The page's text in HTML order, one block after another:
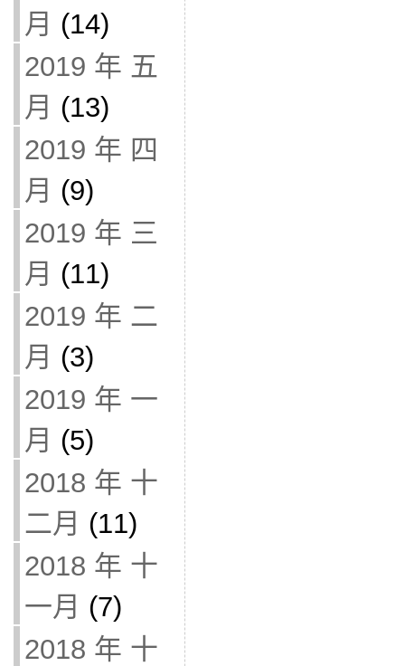
月 (14)
2019 年 五
月 (13)
2019 年 四
月 (9)
2019 年 三
月 (11)
2019 年 二
月 (3)
2019 年 一
月 (5)
2018 年 十
二月 (11)
2018 年 十
一月 (7)
2018 年 十